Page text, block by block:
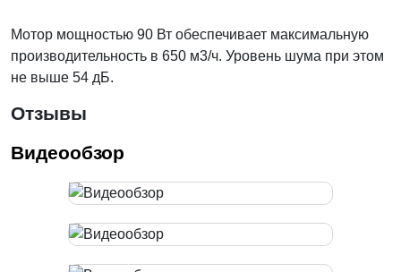
Мотор мощностью 90 Вт обеспечивает максимальную
производительность в 650 м3/ч. Уровень шума при этом
не выше 54 дБ.
Отзывы
Видеообзор